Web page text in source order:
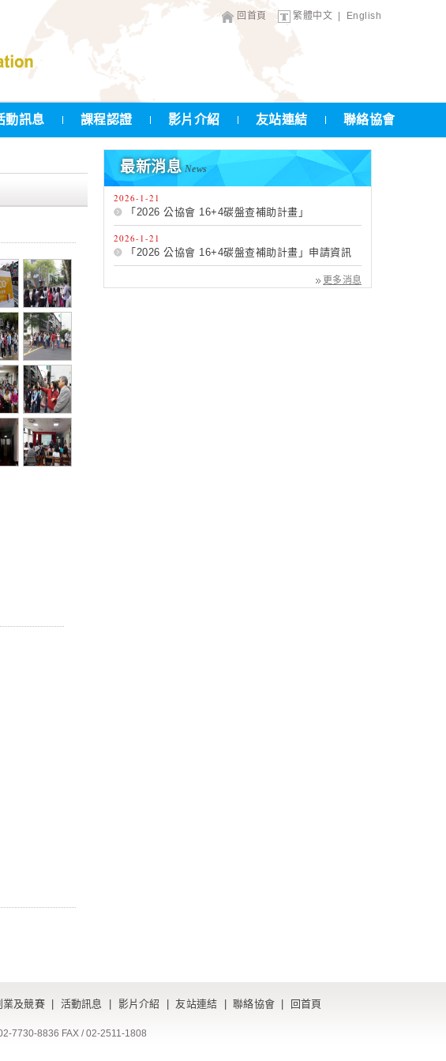
回首頁 繁體中文 English
動訊息 課程認證 影片介紹 友站連結 聯絡協會
最新消息 News
2026-1-21
「2026 公協會 16+4碳盤查補助計畫」
2026-1-21
「2026 公協會 16+4碳盤查補助計畫」申請資訊
更多消息
業及競賽| 活動訊息 影片介紹 友站連結 |聯絡協會 回首頁
8836 FAX / 02-2511-1808